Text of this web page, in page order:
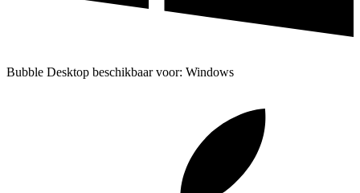
Bubble Desktop beschikbaar voor: Windows